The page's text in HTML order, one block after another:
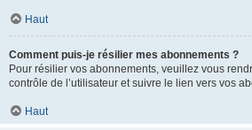
Haut
Comment puis-je résilier mes abonnements ?
Pour résilier vos abonnements, veuillez vous
contrôle de l’utilisateur et suivre le lien vers vos
Haut